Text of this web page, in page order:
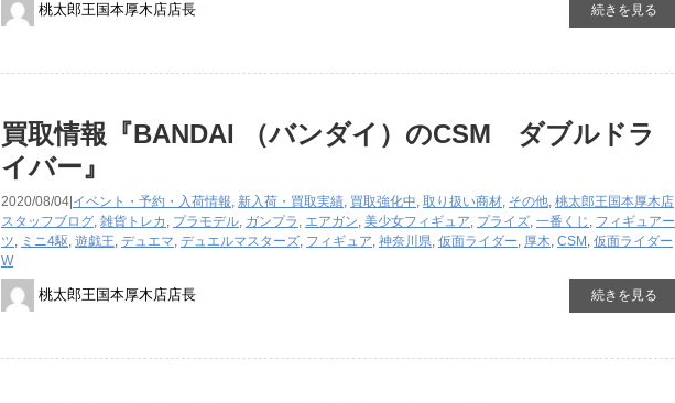
桃太郎王国本厚木店店長 続きを見る
買取情報『BANDAI ​（バンダイ）のCSM ダブルドラ
イバー』
2020/08/04| イベント・予約・入荷情報, 新入荷・買取実績, 買取強化中, 取り扱い商材, その他, 桃太郎王国本厚木店
スタッフブログ, 雑貨 トレカ , プラモデル, ガンプラ , エアガン, 美少女フィギュア, プライズ, 一番くじ , フィギュアー
ツ, ミニ4駆, 遊戯王, デュエマ, デュエルマスターズ, フィギュア, 神奈川県, 仮面ライダー, 厚木, CSM , 仮面ライダー
W
桃太郎王国本厚木店店長 続きを見る